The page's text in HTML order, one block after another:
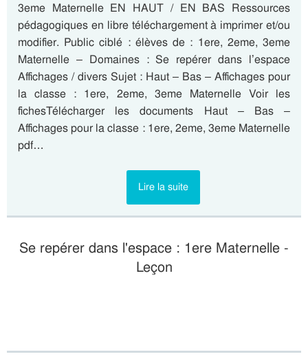
3eme Maternelle EN HAUT / EN BAS Ressources
pédagogiques en libre téléchargement à imprimer et/ou
modifier. Public ciblé : élèves de : 1ere, 2eme, 3eme
Maternelle – Domaines : Se repérer dans l’espace
Affichages / divers Sujet : Haut – Bas – Affichages pour
la classe : 1ere, 2eme, 3eme Maternelle Voir les
fichesTélécharger les documents Haut – Bas –
Affichages pour la classe : 1ere, 2eme, 3eme Maternelle
pdf…
Lire la suite
Se repérer dans l'espace : 1ere Maternelle -
Leçon